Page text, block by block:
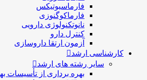
فارماسيوتيكس
فارماكوگنوزی
نانوتکنولوژی دارویی
كنترل دارو
آزمون ارتقا داروسازی
کارشناسی ارشد
سایر رشته های ارشد
بهره برداری از تأسیسات